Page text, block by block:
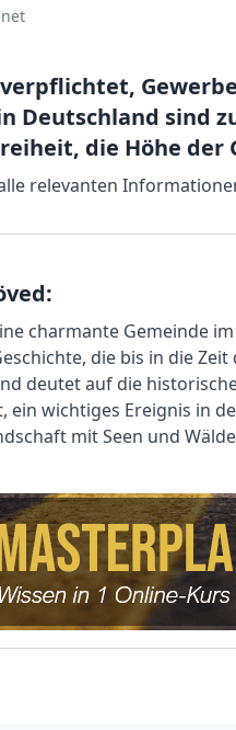
Deutschland sind
die Höhe
relevanten
charmante Gemeinde
die bis in die
deutet auf die
ein wichtiges Ereignis in
mit Seen und